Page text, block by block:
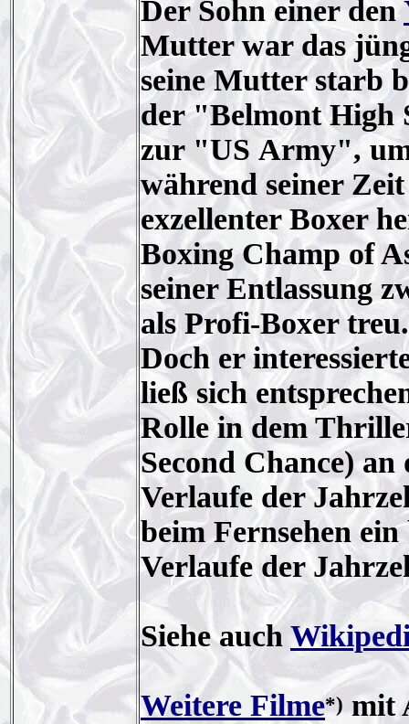
Der Sohn einer den
Mutter war das
seine Mutter starb
der "Belmont High
zur "US Army",
während seiner
exzellenter Boxer
Boxing Champ of
seiner Entlassung
als Profi-Boxer treu.
Doch er
ließ sich
Rolle in dem
Second Chance)
Verlaufe der
beim Fernsehen
Verlaufe der
Siehe auch
Weitere Filme*)mit